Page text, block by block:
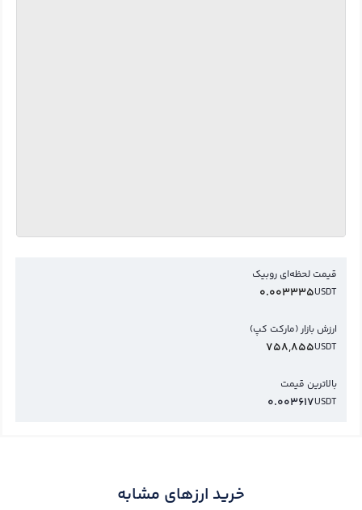
قیمت لحظه‌ای روبیک
USDT
0.003335
ارزش بازار (مارکت کپ)
USDT
758,855
بالاترین قیمت
USDT
0.003617
خرید ارزهای مشابه